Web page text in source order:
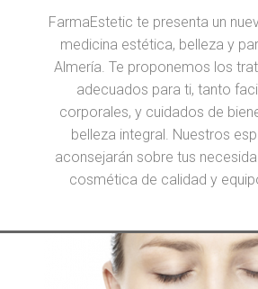
FarmaEstetic te presenta un
medicina estética, belleza y
Almería. Te proponemos los
adecuados para ti, tanto
corporales, y cuidados de
belleza integral. Nuestros
aconsejarán sobre tus
cosmética de calidad y